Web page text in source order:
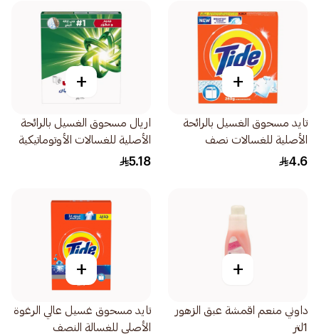
+
تايد مسحوق الغسيل بالرائحة
الأصلية للغسالات نصف
الأوتوماتيكية 260 جرام
4.6
+
اريال مسحوق الغسيل بالرائحة
الأصلية للغسالات الأوتوماتيكية
260 جرام
5.18
+
داوني منعم اقمشة عبق الزهور
1لتر
+
تايد مسحوق غسيل عالي الرغوة
الأصلي للغسالة النصف